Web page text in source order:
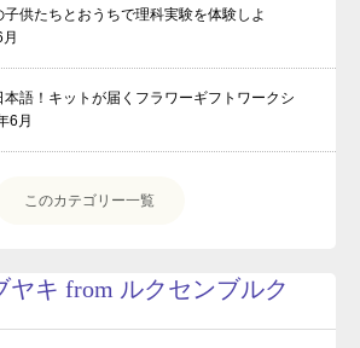
供たちとおうちで理科実験を体験しよ
本語！キットが届くフラワーギフトワークシ
6月
このカテゴリー一覧
ヤキ from ルクセンブルク